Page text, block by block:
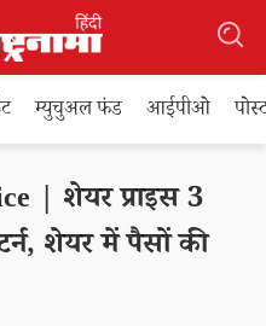
म्युचुअल फंड आईपीओ
| शेयर प्राइस 3
शेयर में पैसों की